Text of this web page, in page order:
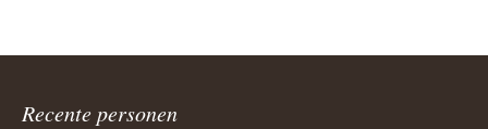
Recente personen